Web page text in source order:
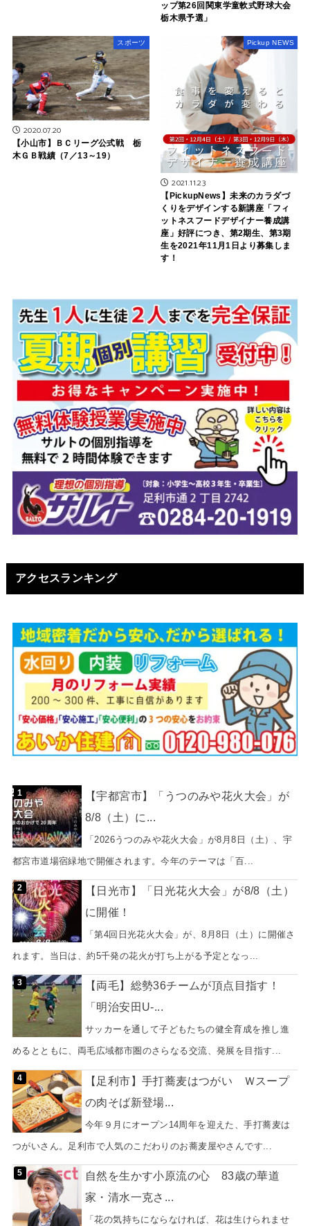
ップ第26回関東学童軟式野球大会
栃木県予選」
スポーツ
2020.07.20
【小山市】ＢＣリーグ公式戦 栃
木ＧＢ戦績（7／13～19）
Pickup NEWS
2021.11.23
【PickupNews】未来のカラダづ
くりをデザインする新講座「フィ
ットネスフードデザイナー養成講
座」好評につき、第2期生、第3期
生を2021年11月1日より募集しま
す！
アクセスランキング
【宇都宮市】「うつのみや花火大会」が
8/8（土）に...
「2026うつのみや花火大会」が8月8日（土）、宇
都宮市道場宿緑地で開催されます。今年のテーマは「百...
【日光市】「日光花火大会」が8/8（土）
に開催！
「第4回日光花火大会」が、8月8日（土）に開催さ
れます。当日は、約5千発の花火が打ち上がる予定となっ...
【両毛】総勢36チームが頂点目指す！
「明治安田U-...
サッカーを通して子どもたちの健全育成を推し進
めるとともに、両毛広域都市圏のさらなる交流、発展を目指す...
【足利市】手打蕎麦はつがい Ｗスープ
の肉そば新登場...
今年９月にオープン14周年を迎えた、手打蕎麦は
つがいさん。足利市で人気のこだわりのお蕎麦屋やさんです...
自然を生かす小原流の心 83歳の華道
家・清水一克さ...
「花の気持ちにならなければ、花は生けられませ